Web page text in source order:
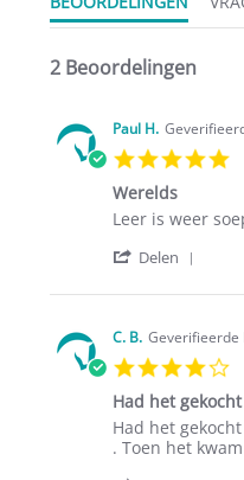
2 Beoordelingen
Paul H.
Werelds
Review
Paul
on
Feb
2024
review
Werelds
Leer is weer
Delen
Paul
H.
on
17
Feb
2024
C. B. Geverifieerde
Had het
Review
by
review
stating
Had het
. Toen het